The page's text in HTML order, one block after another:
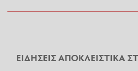
ΕΙΔΗΣΕΙΣ ΑΠΟΚΛΕΙΣΤΙΚΑ